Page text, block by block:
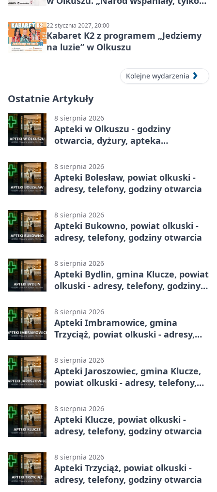
22 stycznia 2027, 20:00
Kabaret K2 z programem „Jedziemy
na luzie” w Olkuszu
Kolejne wydarzenia
Ostatnie Artykuły
8 sierpnia 2026
Apteki w Olkuszu - godziny
otwarcia, dyżury, apteka
8 sierpnia 2026
Apteki Bolesław, powiat olkuski -
adresy, telefony, godziny otwarcia
8 sierpnia 2026
Apteki Bukowno, powiat olkuski -
adresy, telefony, godziny otwarcia
8 sierpnia 2026
Apteki Bydlin, gmina Klucze, powiat
olkuski - adresy, telefony, godziny
8 sierpnia 2026
Apteki Imbramowice, gmina
Trzyciąż, powiat olkuski - adresy,
8 sierpnia 2026
Apteki Jaroszowiec, gmina Klucze,
powiat olkuski - adresy, telefony,
8 sierpnia 2026
Apteki Klucze, powiat olkuski -
adresy, telefony, godziny otwarcia
8 sierpnia 2026
Apteki Trzyciąż, powiat olkuski -
adresy, telefony, godziny otwarcia